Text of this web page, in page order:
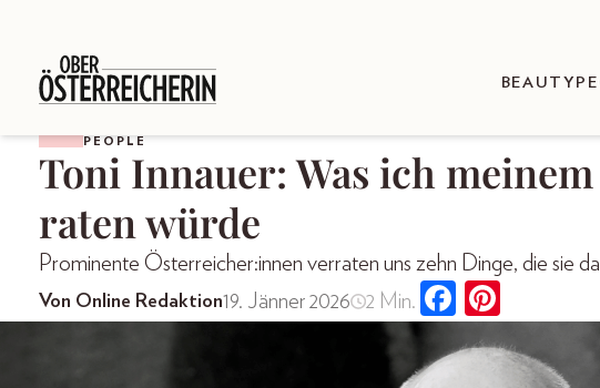
BEAUTY
PEOPLE
Toni Innauer: Was ich
raten würde
Prominente Österreicher:innen verraten uns zehn Dinge, die sie
Von Online Redaktion19. Jänner 2026 2 Min.